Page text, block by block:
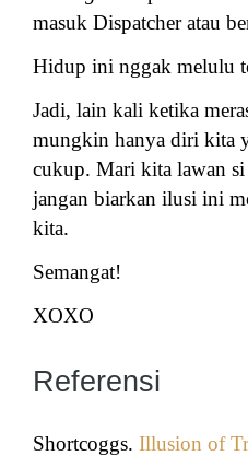
masuk Dispatcher atau
Hidup ini nggak melulu
Jadi, lain kali ketika
mungkin hanya diri kita
cukup. Mari kita lawan si
jangan biarkan ilusi ini
kita.
Semangat!
XOXO
Referensi
Shortcoggs. Illusion of